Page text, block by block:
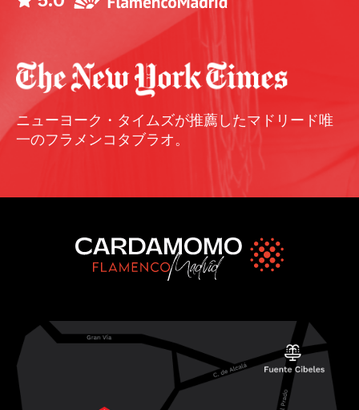
ニューヨーク・タイムズが推薦したマドリード唯
一のフラメンコタブラオ。